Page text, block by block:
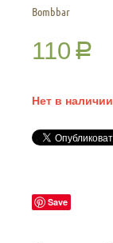
Bombbar
110 Р
Нет в наличии
Save